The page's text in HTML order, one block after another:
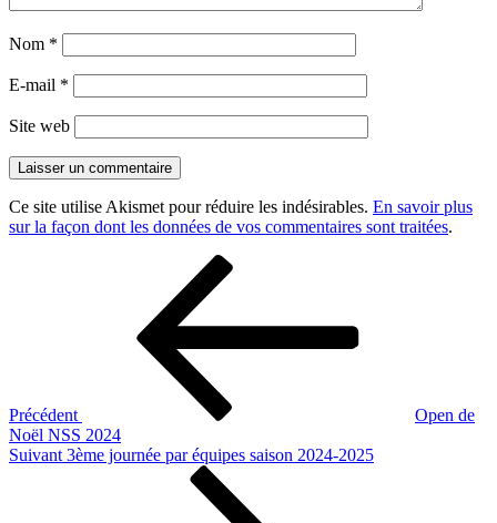
Nom *
E-mail *
Site web
Ce site utilise Akismet pour réduire les indésirables. En savoir plus
sur la façon dont les données de vos commentaires sont traitées.
Précédent
Open de
Noël NSS 2024
Article
Suivant 3ème journée par équipes saison 2024-2025